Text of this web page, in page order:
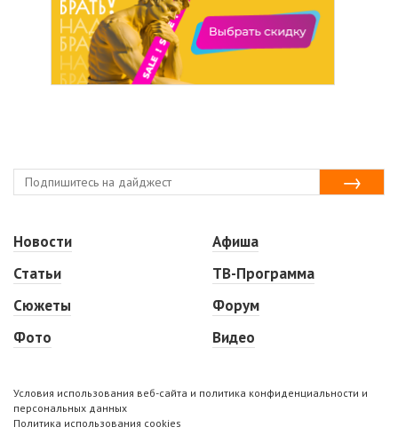
Новости
Статьи
Сюжеты
Фото
Афиша
ТВ-Программа
Форум
Видео
Условия использования веб-сайта и политика конфиденциальности и
персональных данных
Политика использования cookies